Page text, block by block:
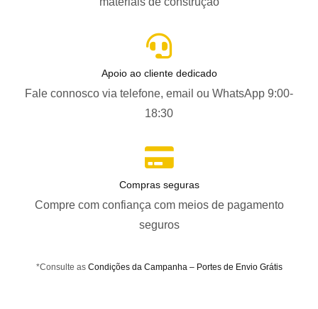
Apoio ao cliente dedicado
Fale connosco via telefone, email ou WhatsApp 9:00-
18:30
Compras seguras
Compre com confiança com meios de pagamento
seguros
*Consulte as Condições da Campanha – Portes de Envio Grátis